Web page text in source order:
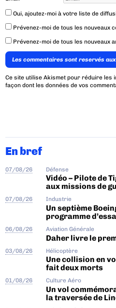
Oui, ajoutez-moi à votre liste de
Prévenez-moi de tous les nouveaux
Prévenez-moi de tous les nouveaux
Les commentaires sont reservés
Ce site utilise Akismet pour réduire les
façon dont les données de vos
En bref
07/08/26 Défense
Vidéo – Pilote de
aux missions de
07/08/26 Industrie
Un septième
programme
06/08/26 Aviation Générale
Daher livre le
03/08/26 Hélicoptère
Une collision en
fait deux morts
01/08/26 Culture Aéro
Un vol
la traversée de